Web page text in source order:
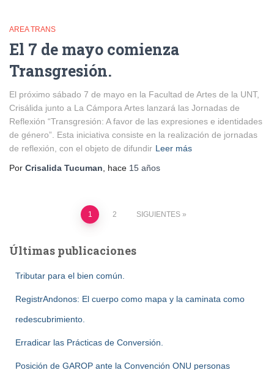
AREA TRANS
El 7 de mayo comienza
Transgresión.
El próximo sábado 7 de mayo en la Facultad de Artes de la UNT,
Crisálida junto a La Cámpora Artes lanzará las Jornadas de
Reflexión “Transgresión: A favor de las expresiones e identidades
de género”. Esta iniciativa consiste en la realización de jornadas
de reflexión, con el objeto de difundir Leer más
Por Crisalida Tucuman , hace 15 años
Paginación
de
entradas
1 2 SIGUIENTES
Últimas publicaciones
Tributar para el bien común.
RegistrAndonos: El cuerpo como mapa y la caminata como
redescubrimiento.
Erradicar las Prácticas de Conversión.
Posición de GAROP ante la Convención ONU personas